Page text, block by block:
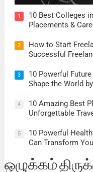
1
10 Best Colleges
Placements &
2
How to Start
Successful
3
10 Powerful
Shape the World
4
10 Amazing Best
Unforgettable
5
10 Powerful
Can Transform
ஒழுக்கம்